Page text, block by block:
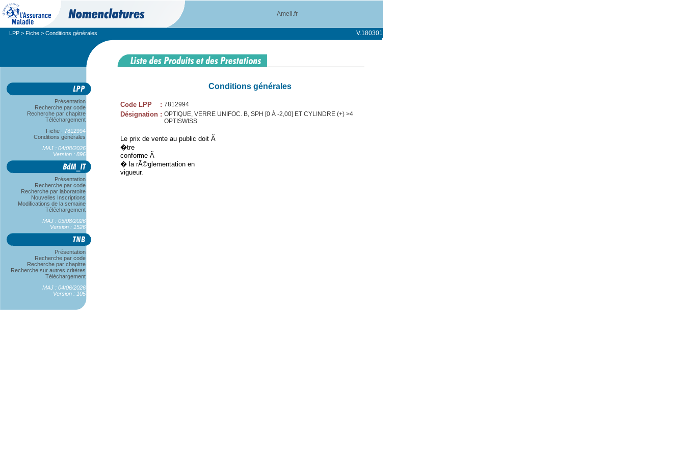
Ameli.fr
LPP > Fiche > Conditions générales V.180301
Présentation
Recherche par code
Recherche par chapitre
Téléchargement
Fiche : 7812994
Conditions générales
MAJ : 04/08/2026
Version : 896
Présentation
Recherche par code
Recherche par laboratoire
Nouvelles Inscriptions
Modifications de la semaine
Téléchargement
MAJ : 05/08/2026
Version : 1526
Présentation
Recherche par code
Recherche par chapitre
Recherche sur autres critères
Téléchargement
MAJ : 04/06/2026
Version : 105
Conditions générales
Code LPP : 7812994
Désignation : OPTIQUE, VERRE UNIFOC. B, SPH [0 À -2,00] ET CYLINDRE (+) >4
OPTISWISS
Le prix de vente au public doit Ã
�tre
conforme Ã
� la rÃ©glementation en
vigueur.